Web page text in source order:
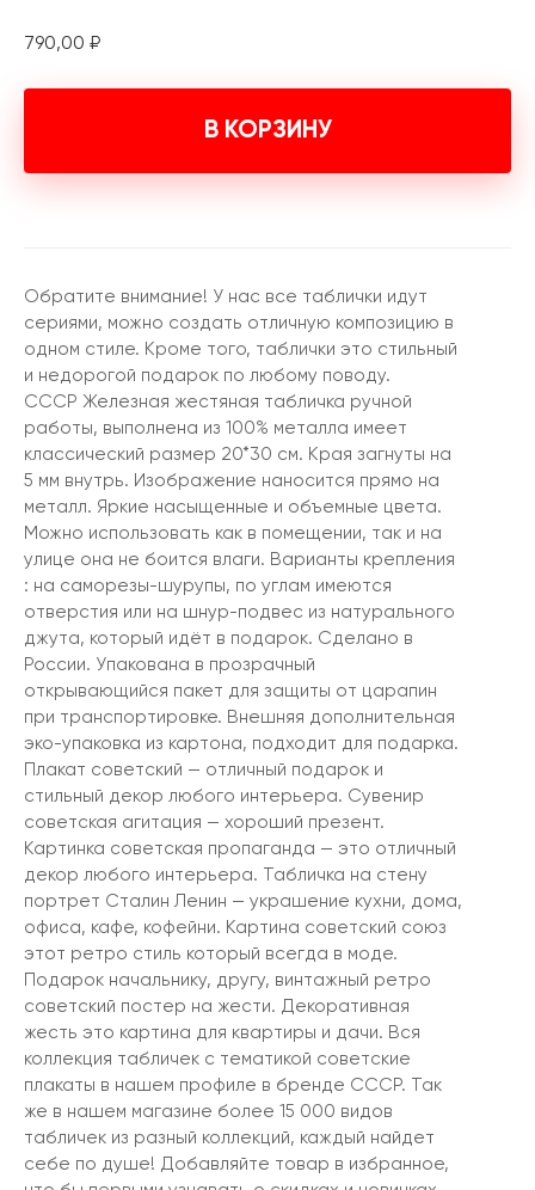
790,00 ₽
В КОРЗИНУ
Обратите внимание! У нас все таблички идут
сериями, можно создать отличную композицию в
одном стиле. Кроме того, таблички это стильный
и недорогой подарок по любому поводу.
СССР Железная жестяная табличка ручной
работы, выполнена из 100% металла имеет
классический размер 20*30 см. Края загнуты на
5 мм внутрь. Изображение наносится прямо на
металл. Яркие насыщенные и объемные цвета.
Можно использовать как в помещении, так и на
улице она не боится влаги. Варианты крепления
: на саморезы-шурупы, по углам имеются
отверстия или на шнур-подвес из натурального
джута, который идёт в подарок. Сделано в
России. Упакована в прозрачный
открывающийся пакет для защиты от царапин
при транспортировке. Внешняя дополнительная
эко-упаковка из картона, подходит для подарка.
Плакат советский — отличный подарок и
стильный декор любого интерьера. Сувенир
советская агитация — хороший презент.
Картинка советская пропаганда — это отличный
декор любого интерьера. Табличка на стену
портрет Сталин Ленин — украшение кухни, дома,
офиса, кафе, кофейни. Картина советский союз
этот ретро стиль который всегда в моде.
Подарок начальнику, другу, винтажный ретро
советский постер на жести. Декоративная
жесть это картина для квартиры и дачи. Вся
коллекция табличек с тематикой советские
плакаты в нашем профиле в бренде СССР. Так
же в нашем магазине более 15 000 видов
табличек из разный коллекций, каждый найдет
себе по душе! Добавляйте товар в избранное,